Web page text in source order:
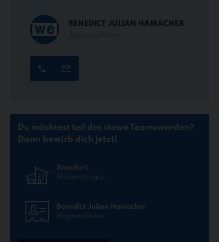
BENEDICT JULIAN HAMACHER
Du möchtest teil des stewe Teamswerden?
Dann bewirb dich jetzt!
Standort
Meinerzhagen
Benedict Julian Hamacher
Regionalleiter